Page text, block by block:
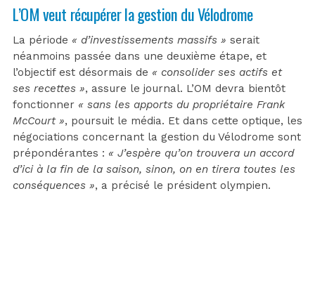
L’OM veut récupérer la gestion du Vélodrome
La période « d’investissements massifs » serait
néanmoins passée dans une deuxième étape, et
l’objectif est désormais de « consolider ses actifs et
ses recettes », assure le journal. L’OM devra bientôt
fonctionner « sans les apports du propriétaire Frank
McCourt », poursuit le média. Et dans cette optique, les
négociations concernant la gestion du Vélodrome sont
prépondérantes : « J’espère qu’on trouvera un accord
d’ici à la fin de la saison, sinon, on en tirera toutes les
conséquences », a précisé le président olympien.